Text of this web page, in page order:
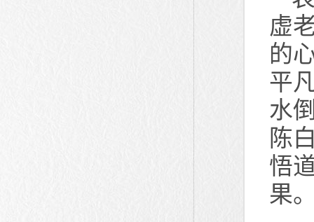
虚
的
平
水
陈
悟
果